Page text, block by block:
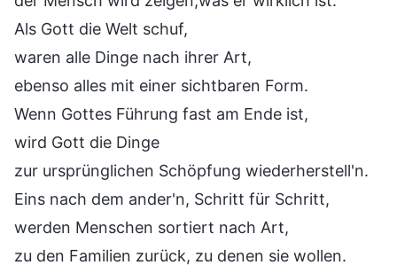
Als Gott die Welt schuf,
waren alle Dinge nach ihrer Art,
ebenso alles mit einer sichtbaren Form.
Wenn Gottes Führung fast am Ende ist,
wird Gott die Dinge
zur ursprünglichen Schöpfung wiederherstell'n.
Eins nach dem ander'n, Schritt für Schritt,
werden Menschen sortiert nach Art,
zu den Familien zurück, zu denen sie wollen.